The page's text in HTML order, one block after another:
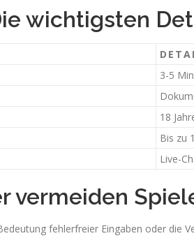
wichtigsten
3-5
18
Bis zu
Live-
vermeiden
fehlerfreier Eingaben oder die